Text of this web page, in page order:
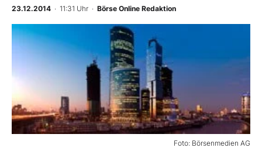
BO-Musterdepots
Experten
Mein Konto
23.12.2014 · 11:31 Uhr · Börse Online Redaktion
Foto: Börsenmedien AG